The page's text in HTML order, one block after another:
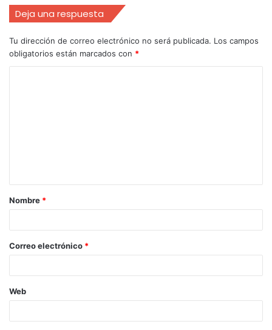
Deja una respuesta
Tu dirección de correo electrónico no será publicada. Los campos
obligatorios están marcados con *
Nombre *
Correo electrónico *
Web